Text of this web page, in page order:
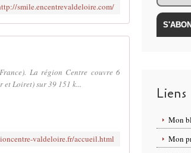
smile.encentrevaldeloire.com/
La région Centre couvre 6
et Loiret) sur 39 151 k...
valdeloire.fr/accueil.html
Liens
Mon
Mon